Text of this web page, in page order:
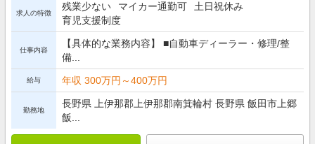
求人の特徴
残業少ない マイカー通勤可
土日祝休み
育児支援制度
仕事内容
【具体的な業務内容】 ■自動車ディーラー・修理/整
備...
給与 年収 300万円～400万円
勤務地
長野県 上伊那郡上伊那郡南箕輪村 長野県 飯田市上郷
飯...